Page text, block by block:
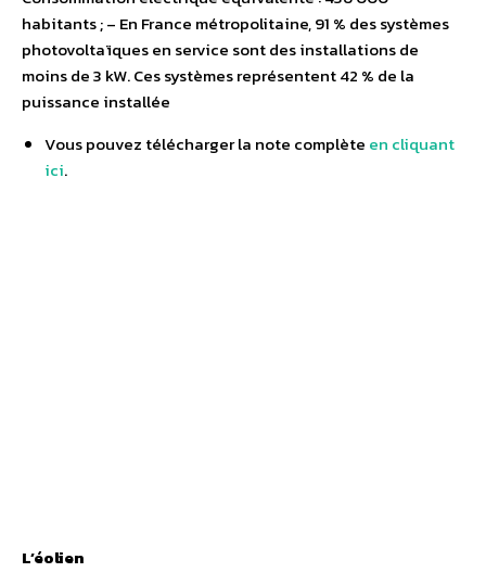
habitants ; – En France métropolitaine, 91 % des systèmes
photovoltaïques en service sont des installations de
moins de 3 kW. Ces systèmes représentent 42 % de la
puissance installée
Vous pouvez télécharger la note complète en cliquant
ici.
L’éolien